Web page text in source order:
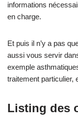
informations
en charge.
Et puis il n’y a pas
aussi vous servir
exemple
traitement particulier,
Listing des